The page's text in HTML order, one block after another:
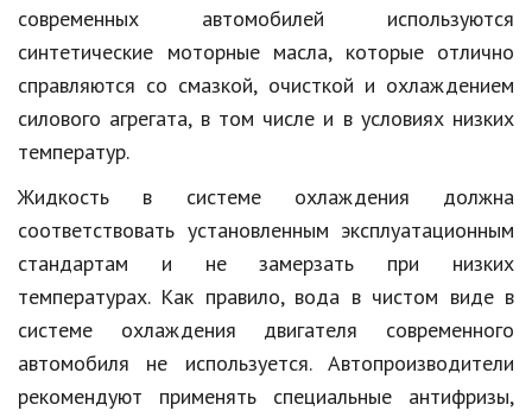
современных автомобилей используются
синтетические моторные масла, которые отлично
справляются со смазкой, очисткой и охлаждением
силового агрегата, в том числе и в условиях низких
температур.
Жидкость в системе охлаждения должна
соответствовать установленным эксплуатационным
стандартам и не замерзать при низких
температурах. Как правило, вода в чистом виде в
системе охлаждения двигателя современного
автомобиля не используется. Автопроизводители
рекомендуют применять специальные антифризы,